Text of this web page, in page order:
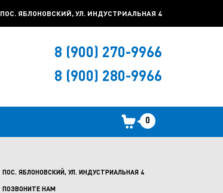
ПОС. ЯБЛОНОВСКИЙ, УЛ. ИНДУСТРИАЛЬНАЯ 4
8 (900) 270-9966
8 (900) 280-9966
0
ПОС. ЯБЛОНОВСКИЙ, УЛ. ИНДУСТРИАЛЬНАЯ 4
ПОЗВОНИТЕ НАМ